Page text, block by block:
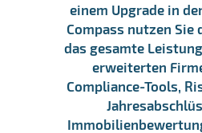
einem Upgrade in
Compass nutzen Sie
das gesamte
erweiterten
Compliance-Tools,